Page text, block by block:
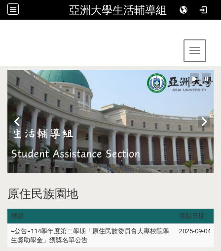
亞洲大學生活輔導組
Toggle
原住民族園地
標題 張貼日期
=公告=114學年度第二學期「原住民族委員會大專校院學
生獎助學金」獲獎名單公告
2025-09-04